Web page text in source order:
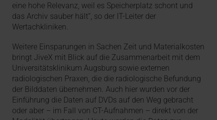
eine hohe Relevanz, weil es Speicherplatz schont und
das Archiv sauber hält“, so der IT-Leiter der
Wertachkliniken.
Weitere Einsparungen in Sachen Zeit und Materialkosten
bringt JiveX mit Blick auf die Zusammenarbeit mit dem
Universitätsklinikum Augsburg sowie externen
radiologischen Praxen, die die radiologische Befundung
der Bilddaten übernehmen. Auch hier wurden vor der
Einführung die Daten auf DVDs auf den Weg gebracht
oder aber – im Fall von CT-Aufnahmen – direkt von der